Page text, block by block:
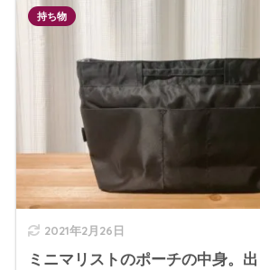
2021年2月26日
ミニマリストのポーチの中身。
持ち物